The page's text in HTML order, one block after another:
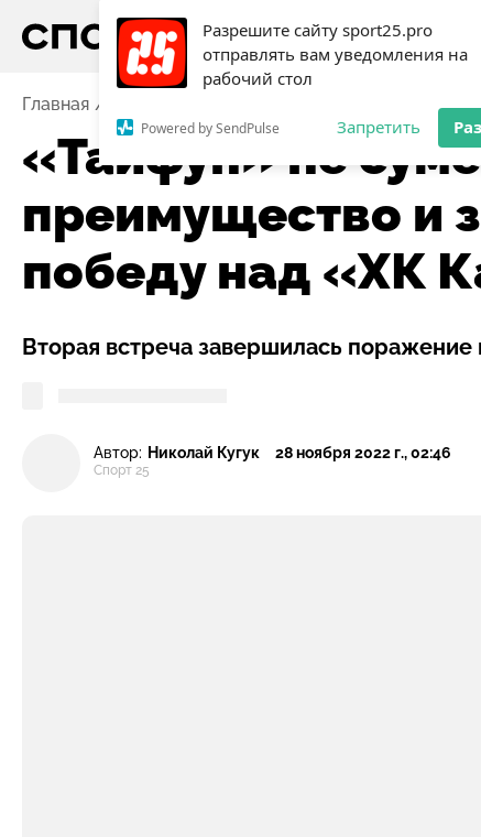
Разрешите сайту sport25.pro
отправлять вам уведомления на
рабочий стол
Powered by SendPulse Запретить
Главная «Тайфун» не сумел
«Тайфун» не
преимущество и
победу над «ХК
Вторая встреча завершилась поражение
Автор: Николай Кугук
Спорт 25
28 ноября 2022 г., 02:46